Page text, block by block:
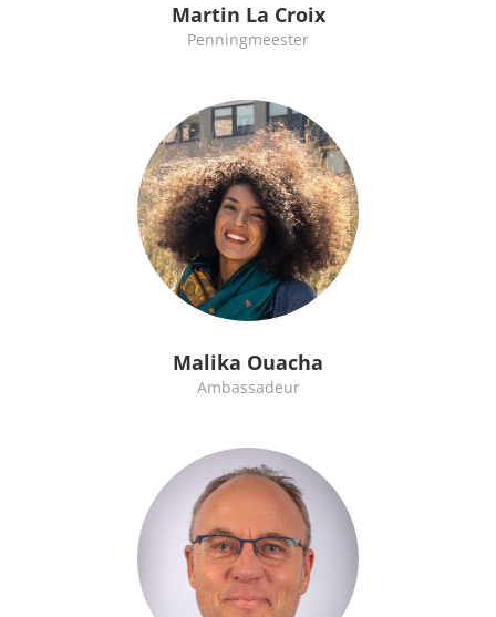
Martin La Croix
Penningmeester
Malika Ouacha
Ambassadeur